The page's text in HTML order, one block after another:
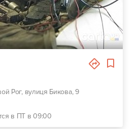
Рог, вулиця Бикова, 9
в ПТ в 09:00